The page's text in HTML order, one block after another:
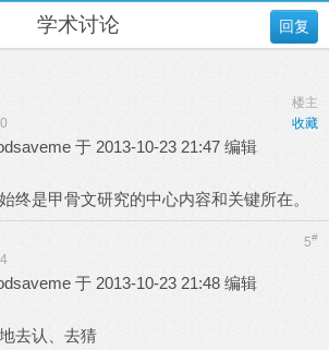
回复
学术讨论
楼主
收藏
于 2013-10-23 21:47 编辑
终是甲骨文研究的中心内容和关键所在。
5#
于 2013-10-23 21:48 编辑
去认、去猜